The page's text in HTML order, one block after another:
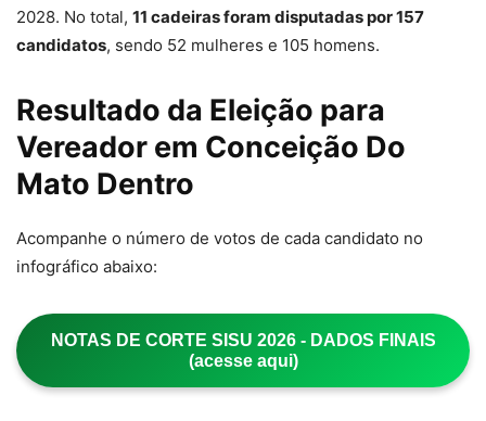
2028. No total, 11 cadeiras foram disputadas por 157
candidatos, sendo 52 mulheres e 105 homens.
Resultado da Eleição para
Vereador em Conceição Do
Mato Dentro
Acompanhe o número de votos de cada candidato no
infográfico abaixo:
NOTAS DE CORTE SISU 2026 - DADOS FINAIS
(acesse aqui)